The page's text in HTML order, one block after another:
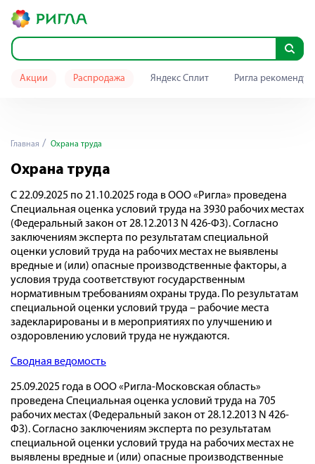
Акции Распродажа Яндекс Сплит Ригла
Главная Охрана труда
Охрана труда
С 22.09.2025 по 21.10.2025 года в ООО «Ригла» проведена
Специальная оценка условий труда на 3930 рабочих местах
(Федеральный закон от 28.12.2013 N 426-ФЗ). Согласно
заключениям эксперта по результатам специальной
оценки условий труда на рабочих местах не выявлены
вредные и (или) опасные производственные факторы, а
условия труда соответствуют государственным
нормативным требованиям охраны труда. По результатам
специальной оценки условий труда – рабочие места
задекларированы и в мероприятиях по улучшению и
оздоровлению условий труда не нуждаются.
Сводная ведомость
25.09.2025 года в ООО «Ригла-Московская область»
проведена Специальная оценка условий труда на 705
рабочих местах (Федеральный закон от 28.12.2013 N 426-
ФЗ). Согласно заключениям эксперта по результатам
специальной оценки условий труда на рабочих местах не
выявлены вредные и (или) опасные производственные